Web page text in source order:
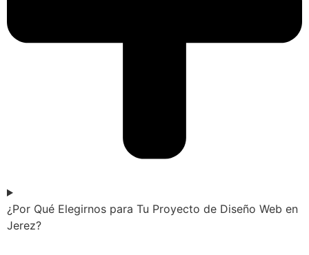
¿Por Qué Elegirnos para Tu Proyecto de Diseño Web en
Jerez?